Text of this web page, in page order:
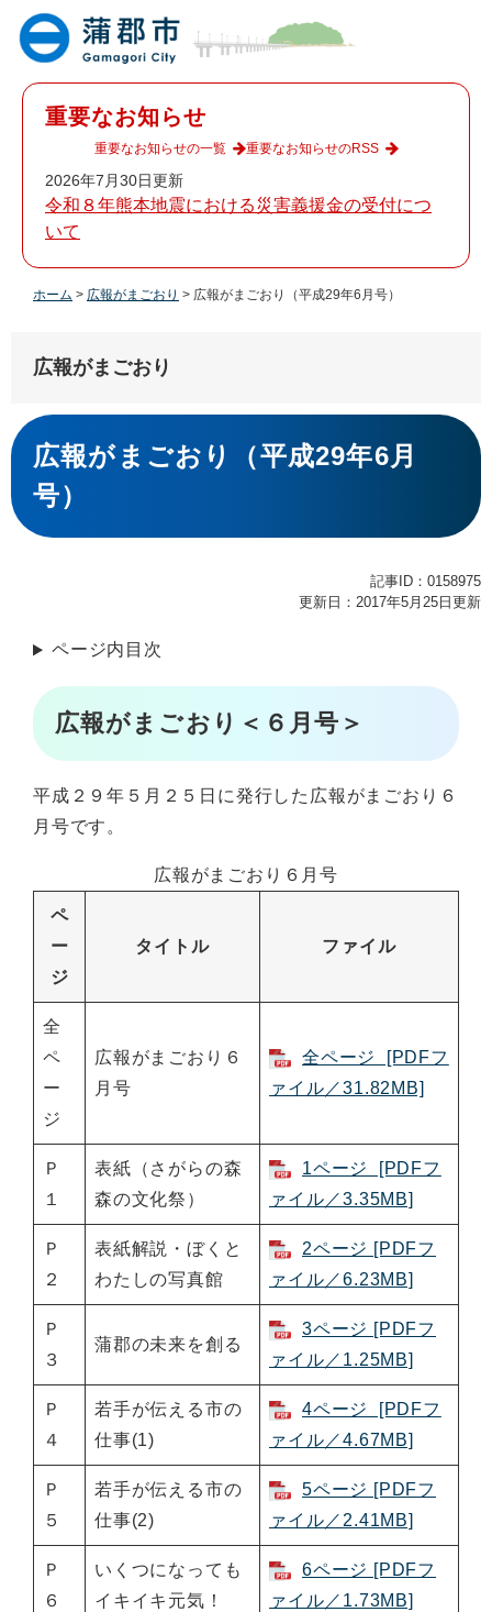
重要なお知らせ
2026年7月30日更新
令和８年熊本地震における災害義援金の受付につ
いて
重要なお知らせの一覧 重要なお知らせのRSS
ホーム > 広報がまごおり > 広報がまごおり（平成29年6月号）
広報がまごおり
本
文
広報がまごおり（平成29年6月
号）
記事ID：0158975
更新日：2017年5月25日更新
ページ内目次
広報がまごおり＜６月号＞
平成２９年５月２５日に発行した広報がまごおり６
月号です。
広報がまごおり６月号
ペ
ー
ジ
タイトル ファイル
全
ペ
ー
ジ
広報がまごおり６
月号
全ページ [PDFフ
ァイル／31.82MB]
Ｐ
１
表紙（さがらの森
森の文化祭）
1ページ [PDFフ
ァイル／3.35MB]
Ｐ
２
表紙解説・ぼくと
わたしの写真館
2ページ [PDFフ
ァイル／6.23MB]
Ｐ
３
蒲郡の未来を創る
3ページ [PDFフ
ァイル／1.25MB]
Ｐ
４
若手が伝える市の
仕事(1)
4ページ [PDFフ
ァイル／4.67MB]
Ｐ
５
若手が伝える市の
仕事(2)
5ページ [PDFフ
ァイル／2.41MB]
Ｐ
６
いくつになっても
イキイキ元気！
6ページ [PDFフ
ァイル／1.73MB]